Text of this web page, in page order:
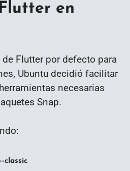
en
Flutter por defecto para
Ubuntu decidió facilitar
necesarias
Snap.
classic